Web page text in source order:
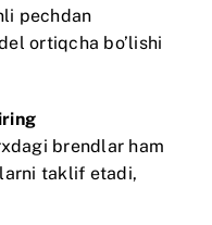
pechdan
ortiqcha bo’lishi
brendlar ham
taklif etadi,